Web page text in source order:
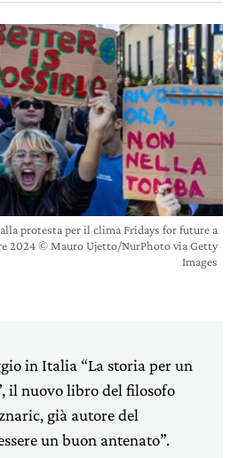
protesta per il clima Fridays for future a
2024 © Mauro Ujetto/NurPhoto via Getty
Images
in Italia “La storia per un
il nuovo libro del filosofo
già autore del
un buon antenato”.